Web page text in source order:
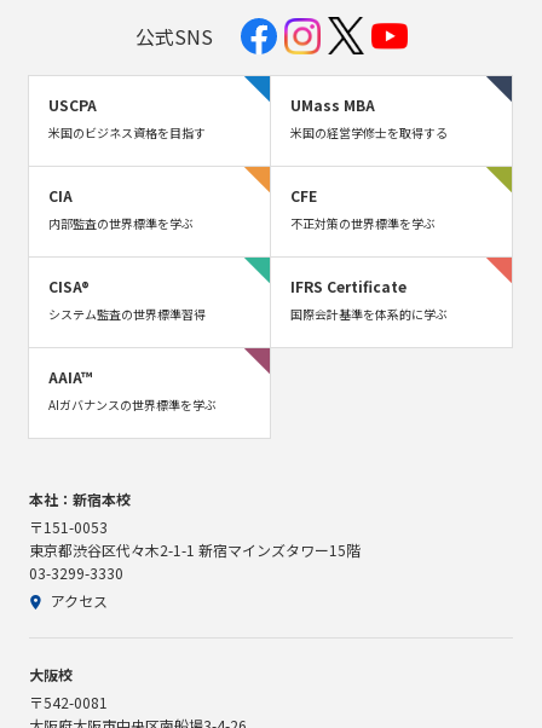
公式SNS
USCPA
米国のビジネス資格を目指す
UMass MBA
米国の経営学修士を取得する
CIA
内部監査の世界標準を学ぶ
CFE
不正対策の世界標準を学ぶ
CISA®
システム監査の世界標準習得
IFRS Certificate
国際会計基準を体系的に学ぶ
AAIA™
AIガバナンスの世界標準を学ぶ
本社：新宿本校
〒151-0053
東京都渋谷区代々木2-1-1 新宿マインズタワー15階
03-3299-3330
アクセス
大阪校
〒542-0081